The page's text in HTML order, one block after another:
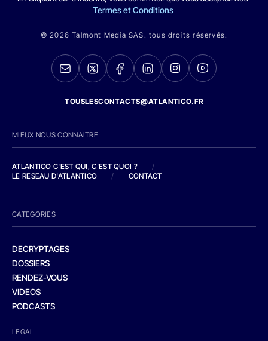
Termes et Conditions
© 2026 Talmont Media SAS. tous droits réservés.
TOUSLESCONTACTS@ATLANTICO.FR
MIEUX NOUS CONNAITRE
ATLANTICO C'EST QUI, C'EST QUOI ?
/
LE RESEAU D'ATLANTICO
/ CONTACT
CATEGORIES
DECRYPTAGES
DOSSIERS
RENDEZ-VOUS
VIDEOS
PODCASTS
LEGAL